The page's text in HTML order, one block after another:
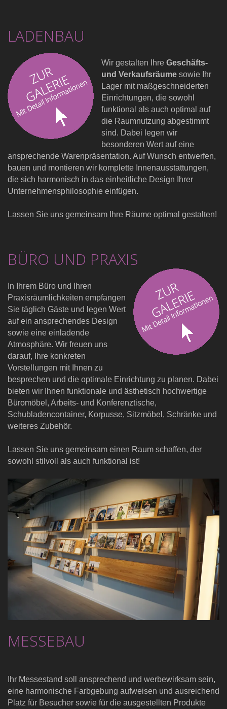
LADENBAU
Wir gestalten Ihre Geschäfts-
und Verkaufsräume sowie Ihr
Lager mit maßgeschneiderten
Einrichtungen, die sowohl
funktional als auch optimal auf
die Raumnutzung abgestimmt
sind. Dabei legen wir
besonderen Wert auf eine
ansprechende Warenpräsentation. Auf Wunsch entwerfen,
bauen und montieren wir komplette Innenausstattungen,
die sich harmonisch in das einheitliche Design Ihrer
Unternehmensphilosophie einfügen.
Lassen Sie uns gemeinsam Ihre Räume optimal gestalten!
BÜRO UND PRAXIS
In Ihrem Büro und Ihren
Praxisräumlichkeiten empfangen
Sie täglich Gäste und legen Wert
auf ein ansprechendes Design
sowie eine einladende
Atmosphäre. Wir freuen uns
darauf, Ihre konkreten
Vorstellungen mit Ihnen zu
besprechen und die optimale Einrichtung zu planen. Dabei
bieten wir Ihnen funktionale und ästhetisch hochwertige
Büromöbel, Arbeits- und Konferenztische,
Schubladencontainer, Korpusse, Sitzmöbel, Schränke und
weiteres Zubehör.
Lassen Sie uns gemeinsam einen Raum schaffen, der
sowohl stilvoll als auch funktional ist!
MESSEBAU
Ihr Messestand soll ansprechend und werbewirksam sein,
eine harmonische Farbgebung aufweisen und ausreichend
Platz für Besucher sowie für die ausgestellten Produkte